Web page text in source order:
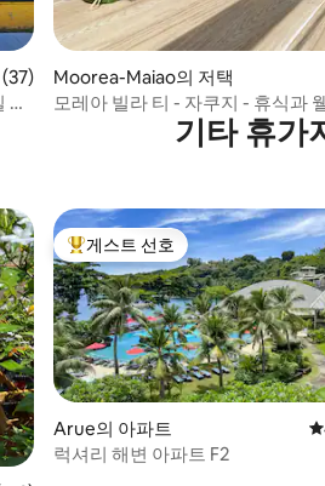
점(5점 만점), 후기 37개
수
Moorea-Maiao의 저택
모레아 빌라 티 - 자쿠지 - 휴식과
기타 휴가
상위 게스트 선호
게스트 선호
Arue의 아파트
럭셔리 해변 아파트 F2